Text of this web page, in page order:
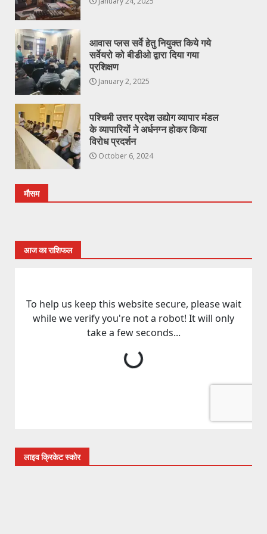
आवास प्लस सर्वे हेतु नियुक्त किये गये
सर्वेयरो को बीडीओ द्वारा दिया गया
प्रशिक्षण
January 2, 2025
पश्चिमी उत्तर प्रदेश उद्योग व्यापार मंडल
के व्यापारियों ने अर्धनग्न होकर किया
विरोध प्रदर्शन
October 6, 2024
मौसम
आज का राशिफल
लाइव क्रिकेट स्कोर